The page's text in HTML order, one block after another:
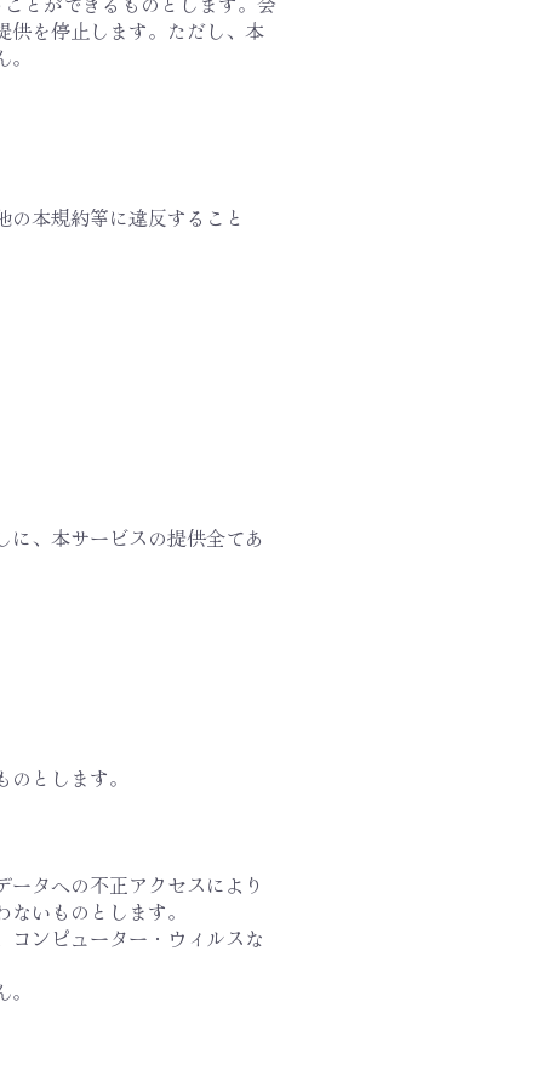
供を停止します。ただし、本
本規約等に違反すること
、本サービスの提供全てあ
とします。
タへの不正アクセスにより
いものとします。
ンピューター・ウィルスな